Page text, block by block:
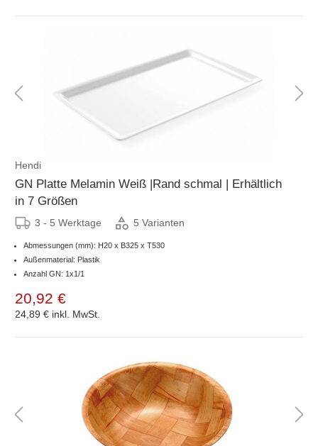
Hendi
GN Platte Melamin Weiß |Rand schmal | Erhältlich
in 7 Größen
3 - 5 Werktage 5 Varianten
Abmessungen (mm): H20 x B325 x T530
Außenmaterial: Plastik
Anzahl GN: 1x1/1
20,92 €
24,89 € inkl. MwSt.